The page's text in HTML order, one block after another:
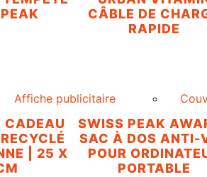
Affiche publicitaire
CÂBLE DE
RAPIDE
CADEAU
| 25 X
SWISS PEAK
SAC À DOS ANTI-
POUR
PORTABLE